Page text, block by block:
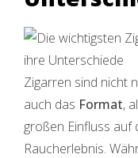
Zigarren sind nicht
auch das Format,
großen Einfluss auf
Raucherlebnis.